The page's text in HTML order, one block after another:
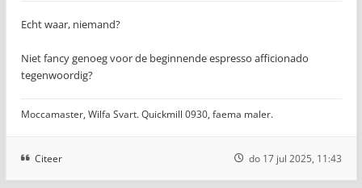
Echt waar, niemand?
Niet fancy genoeg voor de beginnende espresso afficionado
tegenwoordig?
Moccamaster, Wilfa Svart. Quickmill 0930, faema maler.
Citeer do 17 jul 2025, 11:43